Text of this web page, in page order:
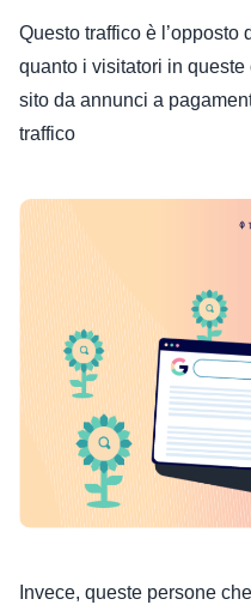
Questo traffico è l’opposto
quanto i visitatori in
sito da annunci a
traffico
Invece, queste persone